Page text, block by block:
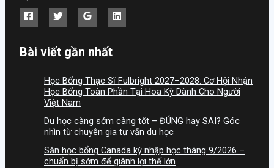
Bài viết gần nhất
Học Bổng Thạc Sĩ Fulbright 2027–2028: Cơ Hội Nhận
Học Bổng Toàn Phần Tại Hoa Kỳ Dành Cho Người
Việt Nam
Du học càng sớm càng tốt – ĐÚNG hay SAI? Góc
nhìn từ chuyên gia tư vấn du học
Săn học bổng Canada kỳ nhập học tháng 9/2026 –
chuẩn bị sớm để giành lợi thế lớn